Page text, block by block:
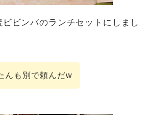
ビビンバのランチセットにしまし
んも別で頼んだw